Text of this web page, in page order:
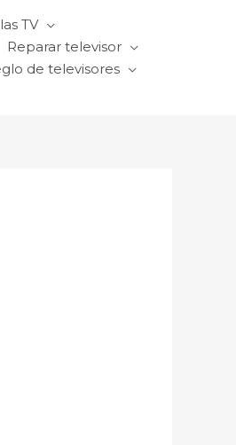
TV
Reparar televisor
de televisores